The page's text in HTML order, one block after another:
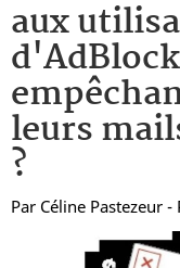
aux
leurs
?
Par Céline Pastezeur -